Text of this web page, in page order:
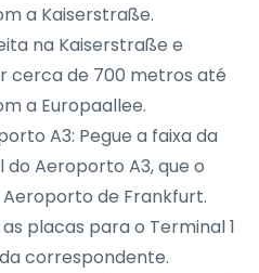
a Kaiserstraße.
na Kaiserstraße e
cerca de 700 metros até
a Europaallee.
A3: Pegue a faixa da
Aeroporto A3, que o
de Frankfurt.
as placas para o Terminal 1
correspondente.